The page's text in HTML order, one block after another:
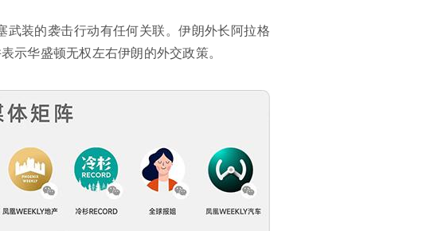
装的袭击行动有任何关联。伊朗外长阿拉格
示华盛顿无权左右伊朗的外交政策。